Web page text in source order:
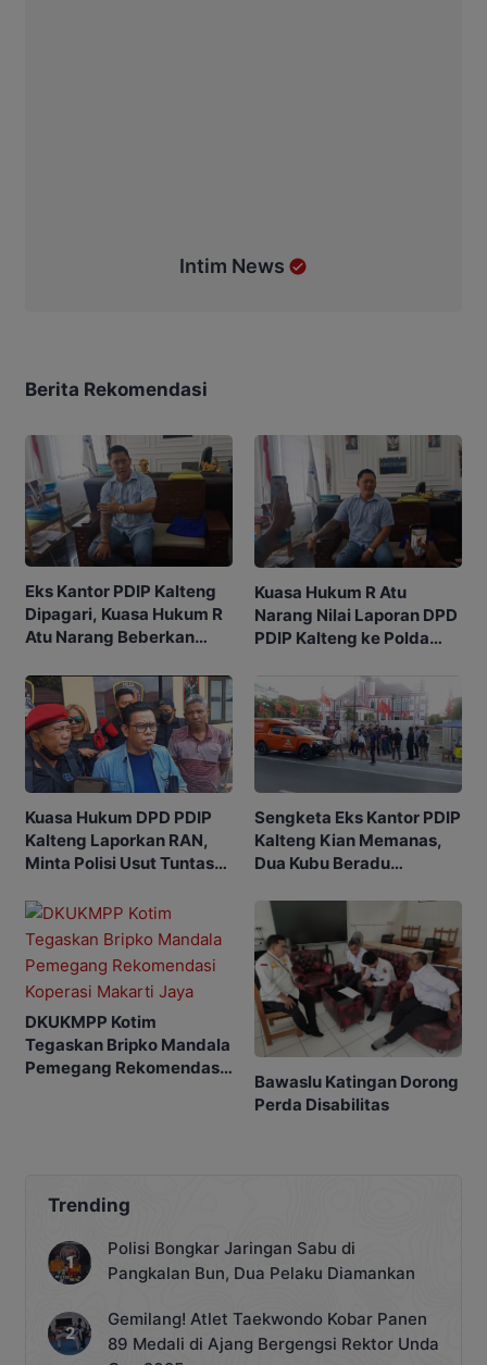
Intim News
Berita Rekomendasi
Eks Kantor PDIP Kalteng
Dipagari, Kuasa Hukum R
Atu Narang Beberkan
Kuasa Hukum R Atu
Narang Nilai Laporan DPD
PDIP Kalteng ke Polda
Kuasa Hukum DPD PDIP
Kalteng Laporkan RAN,
Minta Polisi Usut Tuntas
Sengketa Eks Kantor PDIP
Kalteng Kian Memanas,
Dua Kubu Beradu
DKUKMPP Kotim
Tegaskan Bripko Mandala
Pemegang Rekomendasi
Bawaslu Katingan Dorong
Perda Disabilitas
Trending
Polisi Bongkar Jaringan Sabu di
Pangkalan Bun, Dua Pelaku Diamankan
Gemilang! Atlet Taekwondo Kobar Panen
89 Medali di Ajang Bergengsi Rektor Unda